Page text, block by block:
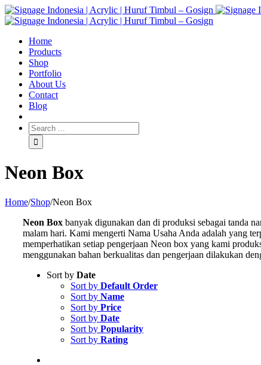
Home
Products
Shop
Portfolio
About Us
Contact
Blog
Neon Box
Home/Shop/Neon Box
Neon Box banyak digunakan dan di produksi sebagai tanda
malam hari. Kami mengerti Nama Usaha Anda adalah yang
memperhatikan setiap pengerjaan Neon box yang kami
menggunakan bahan berkualitas dan pengerjaan dilakukan
Sort by Date
Sort by Default Order
Sort by Name
Sort by Price
Sort by Date
Sort by Popularity
Sort by Rating